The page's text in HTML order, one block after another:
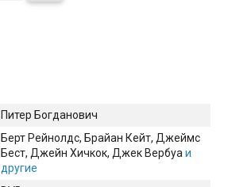
Питер Богданович
Берт Рейнолдс, Брайан Кейт, Джеймс
Бест, Джейн Хичкок, Джек Вербуа и
другие